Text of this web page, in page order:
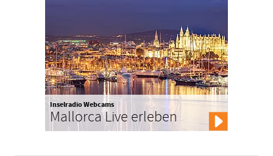
Inselradio Webcams
Mallorca Live erleben